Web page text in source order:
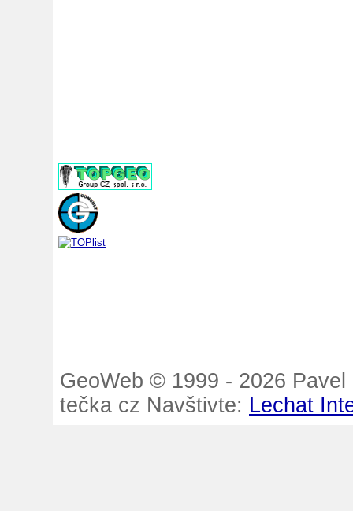
GeoWeb © 1999 - 2026
tečka cz Navštivte: Lechat